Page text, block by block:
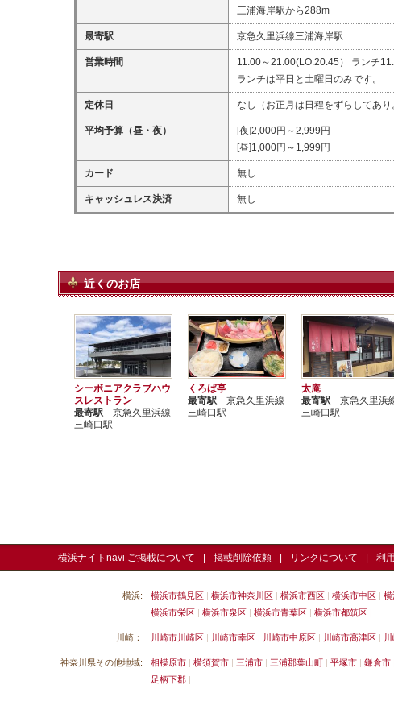
三浦海岸駅から288m
最寄駅 京急久里浜線三浦海岸駅
営業時間
11:00～21:00(LO.20:45） ランチ
ランチは平日と土曜日のみです。
定休日 なし（お正月は日程をずらしてあり
平均予算（昼・夜）
[夜]2,000円～2,999円
[昼]1,000円～1,999円
カード 無し
キャッシュレス決済 無し
近くのお店
シーボニアクラブハウ
スレストラン
最寄駅 京急久里浜線
三崎口駅
くろば亭
最寄駅 京急久里浜線
三崎口駅
太庵
最寄駅 京急久里浜
三崎口駅
横浜ナイトnavi ご掲載について 掲載削除依頼 リンクについて 利
横浜: 横浜市鶴見区 横浜市神奈川区 横浜市西区 横浜市中区 横
横浜市栄区
横浜市泉区 横浜市青葉区 横浜市都筑区
川崎： 川崎市川崎区 川崎市幸区 川崎市中原区 川崎市高津区
神奈川県その他地域: 相模原市 横須賀市 三浦市 三浦郡葉山町 平塚市 鎌倉市
足柄下郡